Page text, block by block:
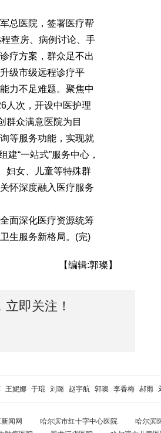
总医院，签署医疗帮
查房、病例讨论、手
疗方案，群众足不出
级市级远程诊疗平
力不足难题。聚焦中
人次，开设中医护理
群众满意医院为目
等服务功能，实现就
建“一站式”服务中心，
妇女、儿童等特殊群
怀深度融入医疗服务
面深化医疗资源统筹
生服务新格局。(完)
【编辑:郭璨】
即关注！
王妮娜 于琨 刘璐 赵宇航 郭璨 李香梅 郝雨
闻网 哈尔滨市红十字中心医院
哈尔滨